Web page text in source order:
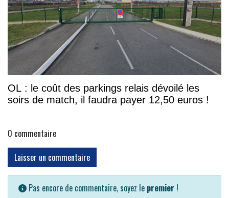
OL : le coût des parkings relais dévoilé les
soirs de match, il faudra payer 12,50 euros !
0 commentaire
Laisser un commentaire
Pas encore de commentaire, soyez le premier !